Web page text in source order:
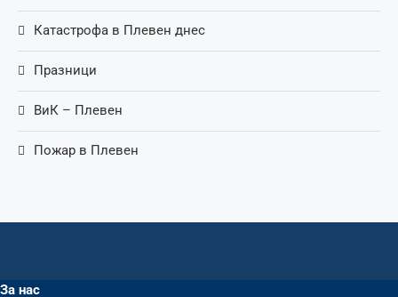
Катастрофа в Плевен днес
Празници
ВиК – Плевен
Пожар в Плевен
За нас